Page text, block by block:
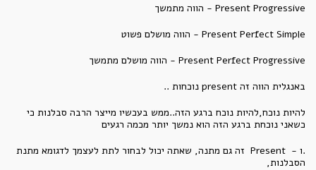
Present Progressive - הווה מתמשך
Present Perfect Simple - הווה מושלם פשוט
Present Perfect Progressive - הווה מושלם מתמשך
באנגלית הווה זה present נוכחות ..
להיות נוכח,להיות נוכח ברגע הזה..ממש בעכשיו מייצר הרבה סבלנות כי
כשאני נוכחת ברגע הזה הוא נמשך יותר מכמה רגעים
.ו - Present זה גם מתנה, שאתה יכול לבחור לתת לעצמך לדגומא מתנת
הסבלנות,